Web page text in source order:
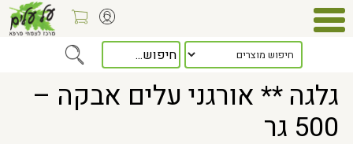
> גלגה ** אורגני עלים אבקה – 500 גר
גלגה ** אורגני עלים אבקה –
500 גר